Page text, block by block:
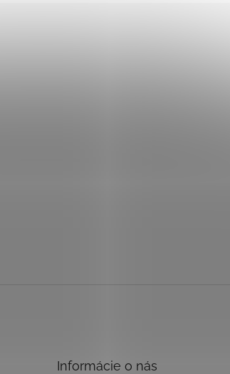
Informácie o nás